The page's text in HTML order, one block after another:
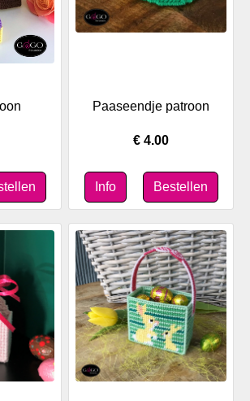
Paaseendje patroon
€ 4.00